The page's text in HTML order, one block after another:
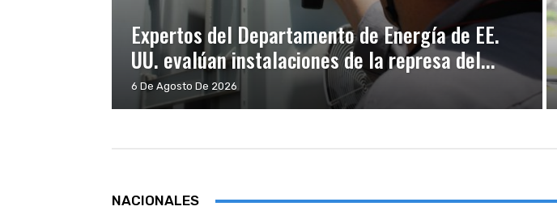
Expertos del Departamento de Energía de EE.
UU. evalúan instalaciones de la represa del...
6 De Agosto De 2026
NACIONALES